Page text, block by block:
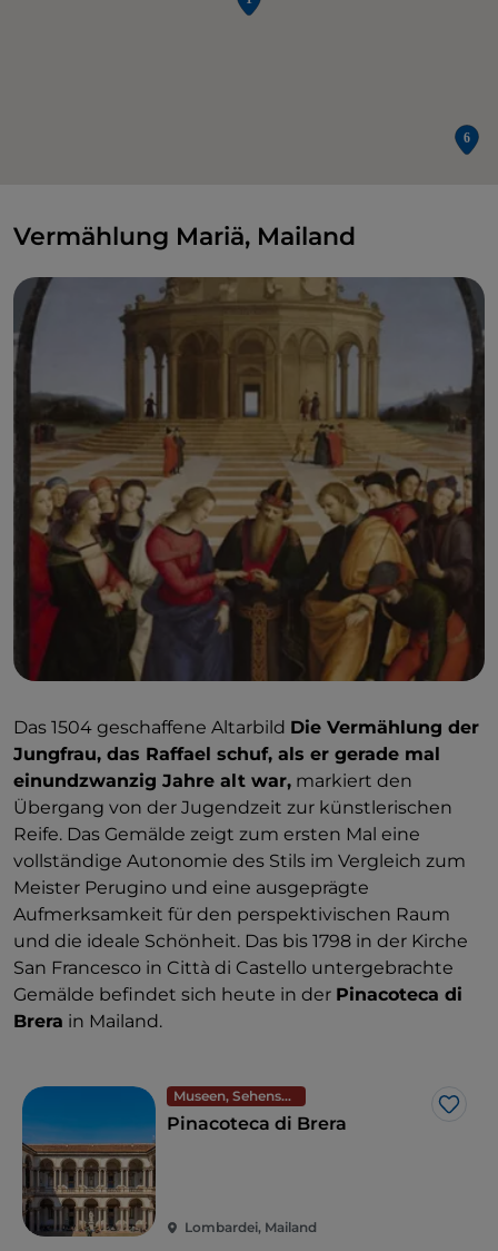
Vermählung Mariä, Mailand
Das 1504 geschaffene Altarbild Die Vermählung der
Jungfrau, das Raffael schuf, als er gerade mal
einundzwanzig Jahre alt war, markiert den
Übergang von der Jugendzeit zur künstlerischen
Reife. Das Gemälde zeigt zum ersten Mal eine
vollständige Autonomie des Stils im Vergleich zum
Meister Perugino und eine ausgeprägte
Aufmerksamkeit für den perspektivischen Raum
und die ideale Schönheit. Das bis 1798 in der Kirche
San Francesco in Città di Castello untergebrachte
Gemälde befindet sich heute in der Pinacoteca di
Brera in Mailand.
Museen, Sehenswürdigkeiten und Denkmäler
Like
Pinacoteca di Brera
Lombardei, Mailand